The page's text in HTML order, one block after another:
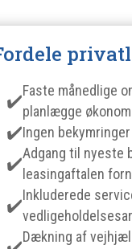
Faste månedlige
planlægge
Ingen
Adgang til nyeste
leasingaftalen
Inkluderede
Dækning af